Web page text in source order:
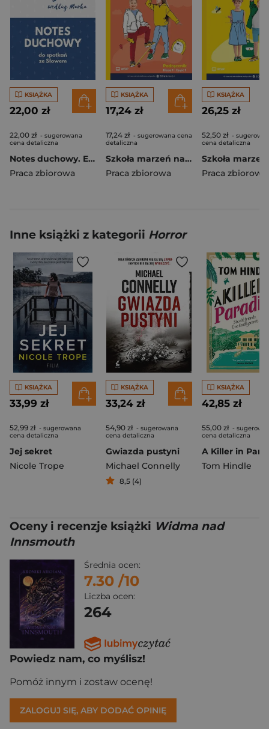
KSIĄŻKA
22,00 zł
22,00 zł - sugerowana
cena detaliczna
Notes duchowy. Ewangelia wg. Marka
Praca zbiorowa
KSIĄŻKA
17,24 zł
17,24 zł - sugerowana cena
detaliczna
Szkoła marzeń na TAK SP 1 podr. cz.1
Praca zbiorowa
KSIĄŻKA
26,25 zł
52,50 zł -
cena detaliczna
Praca zbiorowa
Inne książki z kategorii Horror
KSIĄŻKA
33,99 zł
52,99 zł - sugerowana
cena detaliczna
Jej sekret
Nicole Trope
KSIĄŻKA
33,24 zł
54,90 zł - sugerowana
cena detaliczna
Gwiazda pustyni
Michael Connelly
8,5 (4)
KSIĄŻKA
42,85 zł
55,00 zł -
cena detaliczna
A Killer in
Tom Hindle
Oceny i recenzje książki Widma nad
Innsmouth
Średnia ocen:
7.30 /10
Liczba ocen:
264
Powiedz nam, co myślisz!
Pomóż innym i zostaw ocenę!
ZALOGUJ SIĘ, ABY DODAĆ OPINIĘ